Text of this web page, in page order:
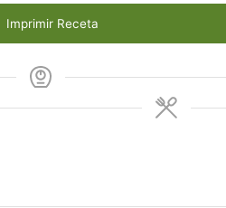
Imprimir Receta